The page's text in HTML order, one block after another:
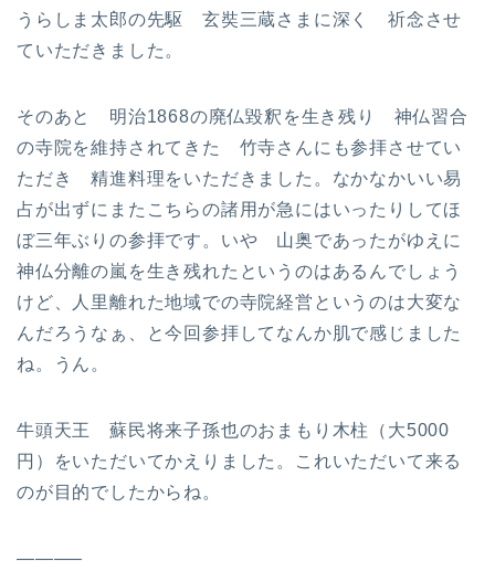
うらしま太郎の先駆 玄奘三蔵さまに深く 祈念させ
ていただきました。
そのあと 明治1868の廃仏毀釈を生き残り 神仏習合
の寺院を維持されてきた 竹寺さんにも参拝させてい
ただき 精進料理をいただきました。なかなかいい易
占が出ずにまたこちらの諸用が急にはいったりしてほ
ぼ三年ぶりの参拝です。いや 山奥であったがゆえに
神仏分離の嵐を生き残れたというのはあるんでしょう
けど、人里離れた地域での寺院経営というのは大変な
んだろうなぁ、と今回参拝してなんか肌で感じました
ね。うん。
牛頭天王 蘇民将来子孫也のおまもり木柱（大5000
円）をいただいてかえりました。これいただいて来る
のが目的でしたからね。
———–